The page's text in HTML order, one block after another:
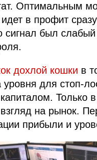
Оптимальным
в профит
сигнал был
дохлой кошки в
для стоп-
Только
взгляд на рынок.
прибыли и